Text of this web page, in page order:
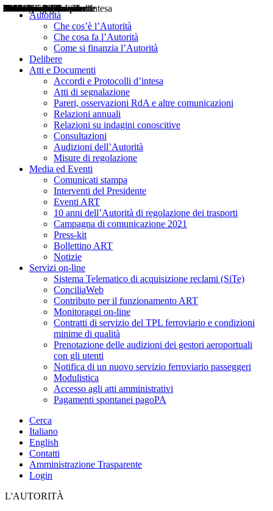
Autorità
Che cos’è l’Autorità
Che cosa fa l’Autorità
Come si finanzia l’Autorità
Delibere
Atti e Documenti
Accordi e Protocolli d’intesa
Atti di segnalazione
Pareri, osservazioni RdA e altre comunicazioni
Relazioni annuali
Relazioni su indagini conoscitive
Consultazioni
Audizioni dell’Autorità
Misure di regolazione
Media ed Eventi
Comunicati stampa
Interventi del Presidente
Eventi ART
10 anni dell’Autorità di regolazione dei trasporti
Campagna di comunicazione 2021
Press-kit
Bollettino ART
Notizie
Servizi on-line
Sistema Telematico di acquisizione reclami (SiTe)
ConciliaWeb
Contributo per il funzionamento ART
Monitoraggi on-line
Contratti di servizio del TPL ferroviario e condizioni
minime di qualità
Prenotazione delle audizioni dei gestori aeroportuali
con gli utenti
Notifica di un nuovo servizio ferroviario passeggeri
Modulistica
Accesso agli atti amministrativi
Pagamenti spontanei pagoPA
Cerca
Italiano
English
Contatti
Amministrazione Trasparente
Login
L'AUTORITÀ
Delibere
Pareri
Consultazioni
Audizioni
Atti di Segnalazione
Accordi e Protocolli d'Intesa
Relazioni annuali
Misure di regolazione
Notizie
Comunicati Stampa
Bollettini ART
Convegni ART
Interviste del Presidente
Articoli in primo piano
Interventi del Presidente
2004
2005
2010
2013
2014
2015
2016
2017
2018
2019
202
2020
2021
2022
2023
2024
2025
2026
Aereo
Marittimo
Terrestre